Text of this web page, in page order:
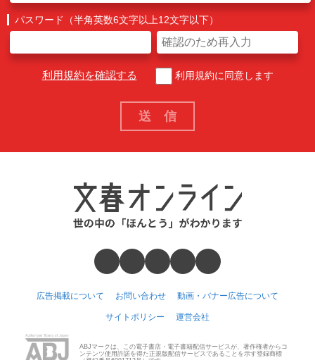
パスワード（半角英数6文字以上12文字以下）
利用規約を確認する 利用規約に同意します
広告掲載について お問い合わせ 動画・バナー広告について
サイトポリシー 運営会社
ABJマークは、この電子書店・電子書籍配信サービスが、著作権者からコ
ンテンツ使用許諾を得た正規版配信サービスであることを示す登録商標